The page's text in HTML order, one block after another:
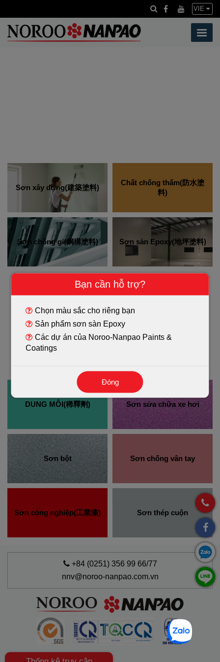
VIE
Sơn xây dựng(建築塗料)
Chất chống thấm(防水塗
料)
Sơn chống gỉ(鋼構塗料) Sơn sàn Epoxy(地坪塗料)
DUNG MÔI(稀釋劑) Sơn sửa chữa xe hơi
Sơn bột Sơn chống vân tay
Sơn công nghiệp(工業漆) Sơn thép cuộn
+84 (0251) 356 99 66/77
nnv@noroo-nanpao.com.vn
Bạn cần hỗ trợ?
Chọn màu sắc cho riêng bạn
Sản phẩm sơn sàn Epoxy
Các dự án của Noroo-Nanpao Paints &
Coatings
Đóng